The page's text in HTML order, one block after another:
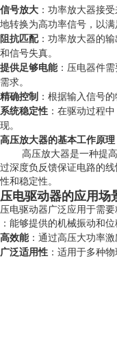
信号放大 ：功率放大器接
地转换为高功率信号，以
阻抗匹配：功率放大器的
和信号失真。
提供足够电能：压电器件
需求。
精确控制 ：根据输入信号
系统稳定性 ：在驱动过程
现。
高压放大器的基本工作原理
高压放大器是一种提
过深度负反馈保证电路的
性和稳定性。
压电驱动器的应用场
压电驱动器广泛应用于需
：能够提供的机械振动和位
高效能：通过高压大功率激
广泛适用性 ：适用于多种